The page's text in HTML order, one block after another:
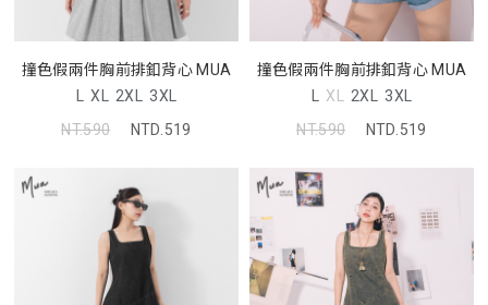
撞色假兩件胸前排釦背心 MUA
L XL 2XL 3XL
NT.590
NTD.519
撞色假兩件胸前排釦背心 MUA
L XL 2XL 3XL
NT.590
NTD.519